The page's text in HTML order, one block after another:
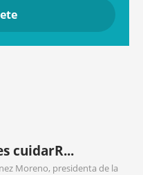
cuidarR...
Moreno, presidenta de la